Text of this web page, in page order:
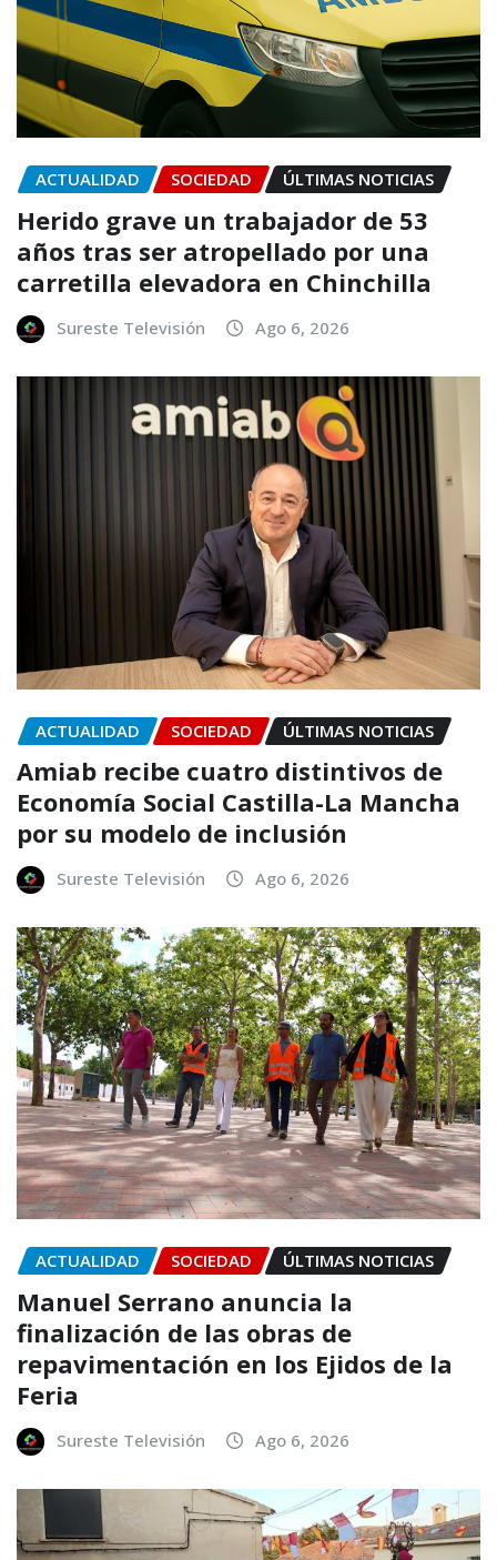
ACTUALIDAD SOCIEDAD ÚLTIMAS NOTICIAS
Herido grave un trabajador de 53
años tras ser atropellado por una
carretilla elevadora en Chinchilla
Sureste Televisión Ago 6, 2026
ACTUALIDAD SOCIEDAD ÚLTIMAS NOTICIAS
Amiab recibe cuatro distintivos de
Economía Social Castilla-La Mancha
por su modelo de inclusión
Sureste Televisión Ago 6, 2026
ACTUALIDAD SOCIEDAD ÚLTIMAS NOTICIAS
Manuel Serrano anuncia la
finalización de las obras de
repavimentación en los Ejidos de la
Feria
Sureste Televisión Ago 6, 2026